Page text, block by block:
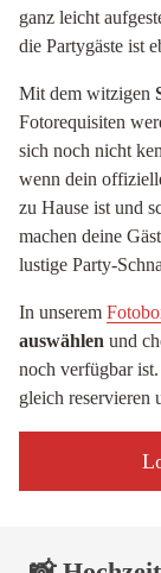
ganz leicht
die Partygäste ist
Mit dem witzigen
Fotorequisiten
sich noch nicht
wenn dein
zu Hause ist und
machen deine
lustige Party-
In unserem
auswählen und
noch verfügbar
gleich reservieren